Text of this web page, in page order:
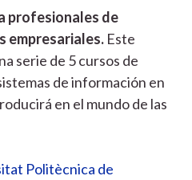
profesionales de
empresariales. Este
serie de 5 cursos de
de información en
en el mundo de las
Politècnica de